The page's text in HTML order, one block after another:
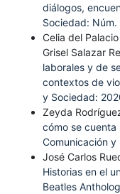
diálogos,
Sociedad:
Celia del
Grisel Salazar
laborales y de
contextos de
y Sociedad:
Zeyda
cómo se
Comunicación
José Carlos
Historias en el
Beatles